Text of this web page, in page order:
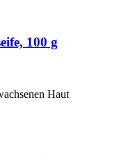
100 g
Haut